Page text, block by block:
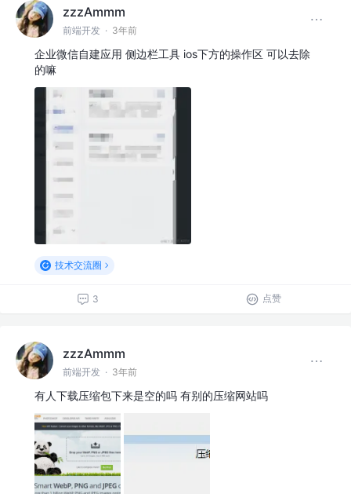
zzzAmmm
前端开发 · 3年前
企业微信自建应用 侧边栏工具 ios下方的操作区 可以去除
的嘛
技术交流圈
3 点赞
zzzAmmm
前端开发 · 3年前
有人下载压缩包下来是空的吗 有别的压缩网站吗